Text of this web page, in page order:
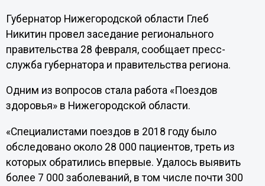
Губернатор Нижегородской области Глеб
Никитин провел заседание регионального
правительства 28 февраля, сообщает пресс-
служба губернатора и правительства региона.
Одним из вопросов стала работа «Поездов
здоровья» в Нижегородской области.
«Специалистами поездов в 2018 году было
обследовано около 28 000 пациентов, треть из
которых обратились впервые. Удалось выявить
более 7 000 заболеваний, в том числе почти 300